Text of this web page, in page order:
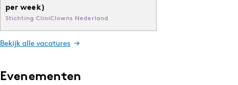
per week)
Stichting CliniClowns Nederland
Bekijk alle vacatures
Evenementen